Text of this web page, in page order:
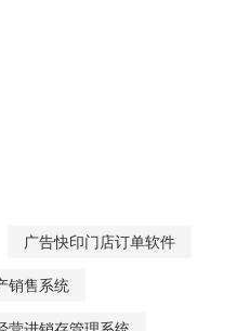
广告快印门店订单软件
销售系统